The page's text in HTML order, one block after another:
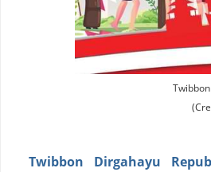
Twibbon Dirgahayu